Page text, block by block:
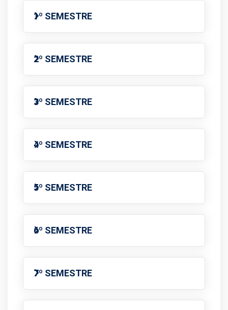
1º SEMESTRE
2º SEMESTRE
3º SEMESTRE
4º SEMESTRE
5º SEMESTRE
6º SEMESTRE
7º SEMESTRE